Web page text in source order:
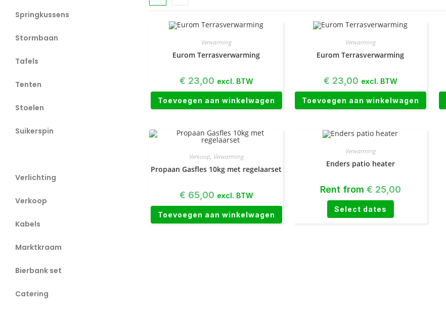
Springkussens
Stormbaan
Tafels
Tenten
Stoelen
Suikerspin
Verlichting
Verkoop
Kabels
Marktkraam
Bierbank set
Catering
Verwarming
Eurom Terrasverwarming
€ 23,00 excl. BTW
Toevoegen aan winkelwagen
Verwarming
Eurom Terrasverwarming
€ 23,00 excl. BTW
Toevoegen aan winkelwagen
Verkoop, Verwarming
Propaan Gasfles 10kg met regelaarset
€ 65,00 excl. BTW
Toevoegen aan winkelwagen
Verwarming
Enders patio heater
Rent from € 25,00
Select dates